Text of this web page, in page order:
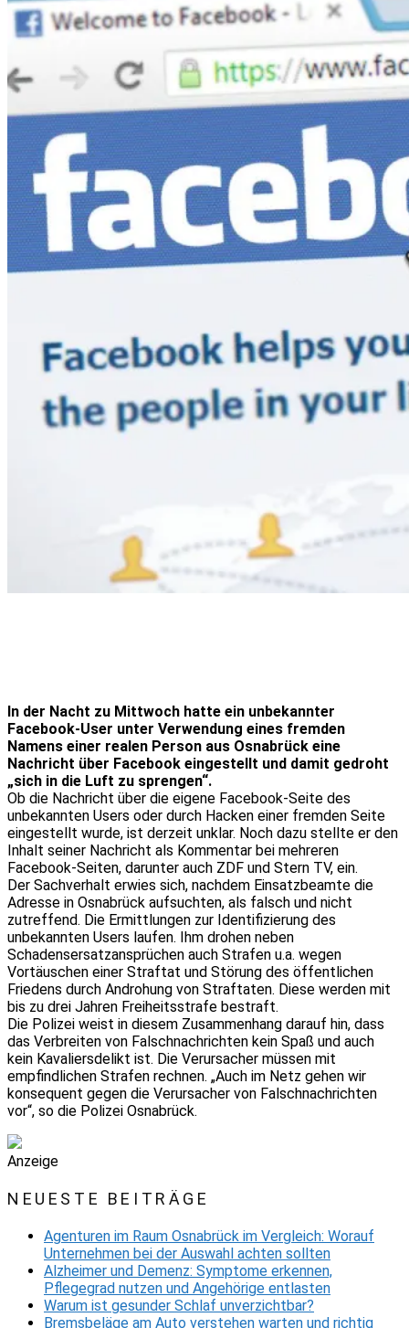
In der Nacht zu Mittwoch hatte ein unbekannter
Facebook-User unter Verwendung eines fremden
Namens einer realen Person aus Osnabrück eine
Nachricht über Facebook eingestellt und damit gedroht
„sich in die Luft zu sprengen“.
Ob die Nachricht über die eigene Facebook-Seite des
unbekannten Users oder durch Hacken einer fremden Seite
eingestellt wurde, ist derzeit unklar. Noch dazu stellte er den
Inhalt seiner Nachricht als Kommentar bei mehreren
Facebook-Seiten, darunter auch ZDF und Stern TV, ein.
Der Sachverhalt erwies sich, nachdem Einsatzbeamte die
Adresse in Osnabrück aufsuchten, als falsch und nicht
zutreffend. Die Ermittlungen zur Identifizierung des
unbekannten Users laufen. Ihm drohen neben
Schadensersatzansprüchen auch Strafen u.a. wegen
Vortäuschen einer Straftat und Störung des öffentlichen
Friedens durch Androhung von Straftaten. Diese werden mit
bis zu drei Jahren Freiheitsstrafe bestraft.
Die Polizei weist in diesem Zusammenhang darauf hin, dass
das Verbreiten von Falschnachrichten kein Spaß und auch
kein Kavaliersdelikt ist. Die Verursacher müssen mit
empfindlichen Strafen rechnen. „Auch im Netz gehen wir
konsequent gegen die Verursacher von Falschnachrichten
vor“, so die Polizei Osnabrück.
Anzeige
NEUESTE BEITRÄGE
Agenturen im Raum Osnabrück im Vergleich: Worauf
Unternehmen bei der Auswahl achten sollten
Alzheimer und Demenz: Symptome erkennen,
Pflegegrad nutzen und Angehörige entlasten
Warum ist gesunder Schlaf unverzichtbar?
Bremsbeläge am Auto verstehen warten und richtig